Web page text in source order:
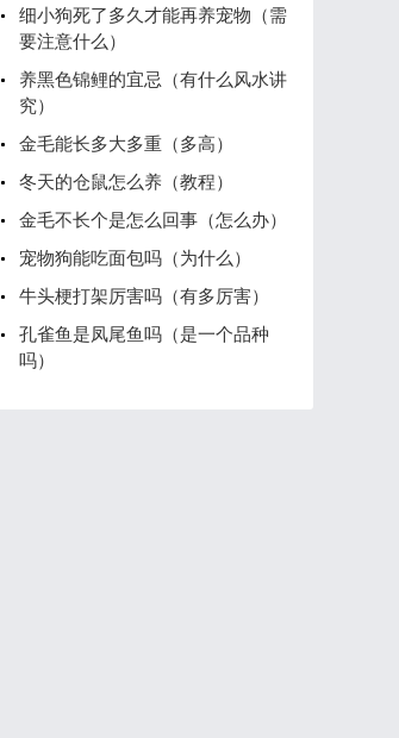
细小狗死了多久才能再养宠物（需
要注意什么）
养黑色锦鲤的宜忌（有什么风水讲
究）
金毛能长多大多重（多高）
冬天的仓鼠怎么养（教程）
金毛不长个是怎么回事（怎么办）
宠物狗能吃面包吗（为什么）
牛头梗打架厉害吗（有多厉害）
孔雀鱼是凤尾鱼吗（是一个品种
吗）